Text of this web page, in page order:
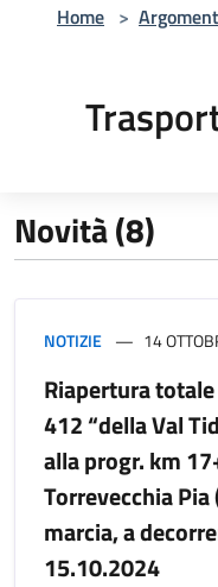
Home >
Novità (8)
NOTIZIE 14
Riapertura
412 “della Val
alla progr. km
Torrevecchia
marcia, a
15.10.2024